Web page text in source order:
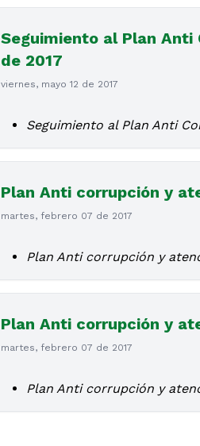
Seguimiento al Plan
de 2017
viernes, mayo 12 de 2017
Seguimiento al Plan Anti
Plan Anti corrupción y
martes, febrero 07 de 2017
Plan Anti corrupción y
Plan Anti corrupción y
martes, febrero 07 de 2017
Plan Anti corrupción y